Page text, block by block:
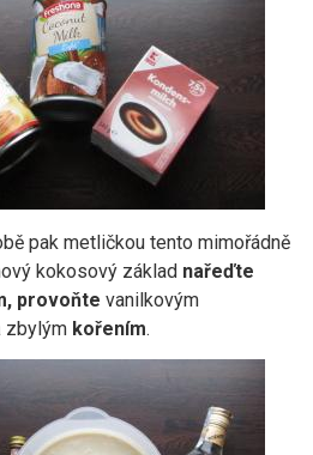
pak metličkou tento mimořádně
kokosový základ nařeďte
provoňte vanilkovým
zbylým kořením.